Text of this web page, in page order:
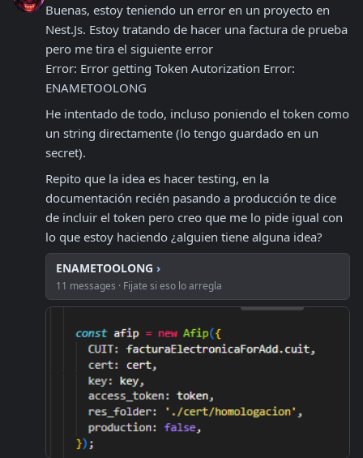
Buenas, estoy teniendo un error en un proyecto en
Nest.Js. Estoy tratando de hacer una factura de prueba
pero me tira el siguiente error
Error: Error getting Token Autorization Error:
ENAMETOOLONG
He intentado de todo, incluso poniendo el token como
un string directamente (lo tengo guardado en un
secret).
Repito que la idea es hacer testing, en la
documentación recién pasando a producción te dice
de incluir el token pero creo que me lo pide igual con
lo que estoy haciendo ¿alguien tiene alguna idea?
ENAMETOOLONG ›
11 messages · Fijate si eso lo arregla